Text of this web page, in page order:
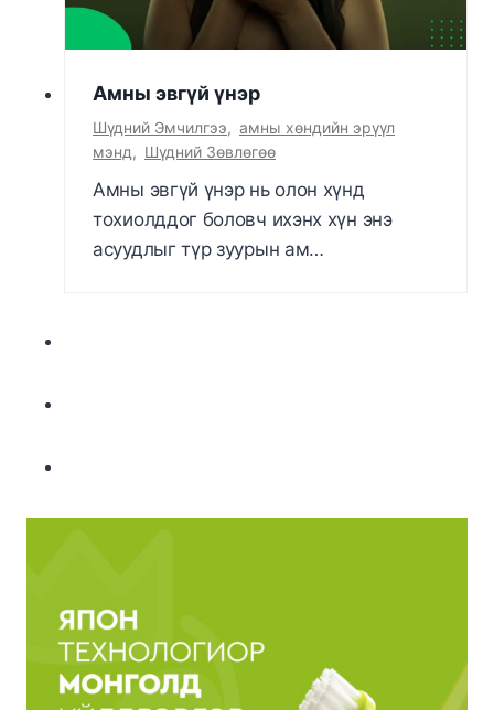
Амны эвгүй үнэр
Шүдний Эмчилгээ, амны хөндийн эрүүл
мэнд, Шүдний Зөвлөгөө
Амны эвгүй үнэр нь олон хүнд
тохиолддог боловч ихэнх хүн энэ
асуудлыг түр зуурын ам…